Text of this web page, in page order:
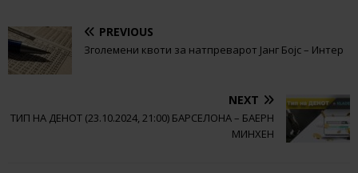
PREVIOUS
Зголемени квоти за натпреварот Јанг Бојс – Интер
NEXT
ТИП НА ДЕНОТ (23.10.2024, 21:00) БАРСЕЛОНА – БАЕРН
МИНХЕН